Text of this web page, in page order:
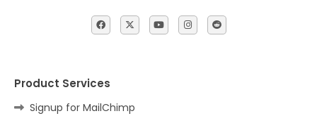
Product Services
Signup for MailChimp